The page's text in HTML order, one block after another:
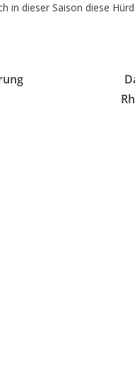
in dieser Saison diese